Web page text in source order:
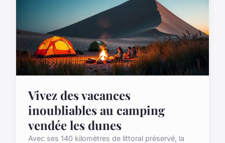
Vivez des vacances
inoubliables au camping
vendée les dunes
Avec ses 140 kilomètres de littoral préservé, la